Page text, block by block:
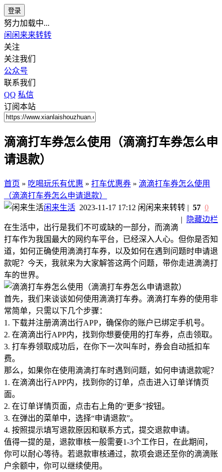
登录
努力加载中...
闲闲来来转转
关注
关注我们
公众号
联系我们
QQ 私信
订阅本站
滴滴打车券怎么使用（滴滴打车券怎么申
请退款）
首页 » 吃喝玩乐有优惠 » 打车优惠券 » 滴滴打车券怎么使用
（滴滴打车券怎么申请退款）
闲来生活 2023-11-17 17:12 闲闲来来转转
|
隐藏边栏
| 57 0
在生活中，出行是我们不可或缺的一部分，而滴滴
打车作为我国最大的网约车平台，已经深入人心。但你是否知
道，如何正确使用滴滴打车券，以及如何在遇到问题时申请退
款呢？今天，我就来为大家解答这两个问题，带你走进滴滴打
车的世界。
首先，我们来谈谈如何使用滴滴打车券。滴滴打车券的使用非
常简单，只需以下几个步骤：
1. 下载并注册滴滴出行APP，确保你的账户已绑定手机号。
2. 在滴滴出行APP内，找到你想要使用的打车券，点击领取。
3. 打车券领取成功后，在你下一次叫车时，券会自动抵扣车
费。
那么，如果你在使用滴滴打车时遇到问题，如何申请退款呢？
1. 在滴滴出行APP内，找到你的订单，点击进入订单详情页
面。
2. 在订单详情页面，点击右上角的“更多”按钮。
3. 在弹出的菜单中，选择“申请退款”。
4. 按照提示填写退款原因和联系方式，提交退款申请。
值得一提的是，退款审核一般需要1-3个工作日，在此期间，
你可以耐心等待。若退款审核通过，款项会退还至你的滴滴账
户余额中，你可以继续使用。